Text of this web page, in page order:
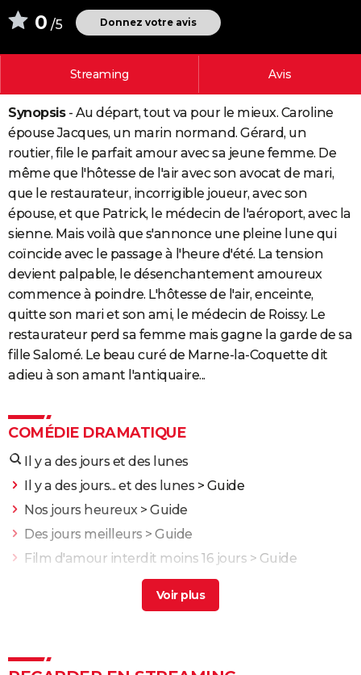
Destinations
City break
Voyage nature
Voyage de noces
Forum
Climat
+
PHOTO
GUIDES D'ACHAT
CARTE DE VOEUX
Carte de Noël
Carte Bonne année
Carte Saint-Valentin
Carte Pâques
Carte d'anniversaire
DICTIONNAIRE
Dictionnaire
Biographies
Citations
Expressions
Proverbes
PROGRAMME TV
COPAINS D'AVANT
AVIS DE DÉCÈS
FORUM
Bricolage
Lifestyle
Culture
Sport
Auto
Television
Voyage
Cinema
0 /5 Donnez votre avis
Streaming Avis
Synopsis- Au départ, tout va pour le mieux. Caroline
épouse Jacques, un marin normand. Gérard, un
routier, file le parfait amour avec sa jeune femme. De
même que l'hôtesse de l'air avec son avocat de mari,
que le restaurateur, incorrigible joueur, avec son
épouse, et que Patrick, le médecin de l'aéroport, avec la
sienne. Mais voilà que s'annonce une pleine lune qui
coïncide avec le passage à l'heure d'été. La tension
devient palpable, le désenchantement amoureux
commence à poindre. L'hôtesse de l'air, enceinte,
quitte son mari et son ami, le médecin de Roissy. Le
restaurateur perd sa femme mais gagne la garde de sa
fille Salomé. Le beau curé de Marne-la-Coquette dit
adieu à son amant l'antiquaire...
COMÉDIE DRAMATIQUE
Il y a des jours et des lunes
Il y a des jours... et des lunes > Guide
Nos jours heureux > Guide
Des jours meilleurs > Guide
Film d'amour interdit moins 16 jours > Guide
Le jour du vin et des roses> Guide
Une bataille après l'autre : noté 4,7/5, le gagnant des
Kaamelott deuxième volet (partie 1) : quand voir la